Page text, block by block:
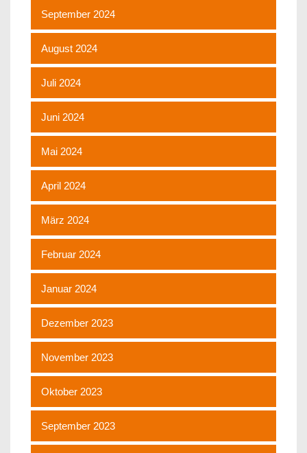
September 2024
August 2024
Juli 2024
Juni 2024
Mai 2024
April 2024
März 2024
Februar 2024
Januar 2024
Dezember 2023
November 2023
Oktober 2023
September 2023